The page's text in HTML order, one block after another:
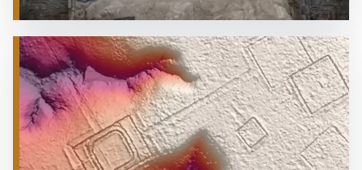
ARHEOLOGIJA